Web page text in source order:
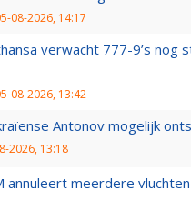
08-2026, 14:17
verwacht 777-9’s nog
08-2026, 13:42
Antonov mogelijk
2026, 13:18
annuleert meerdere